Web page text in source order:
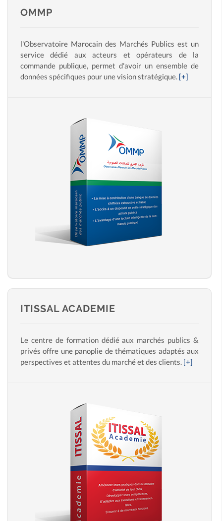
OMMP
l'Observatoire Marocain des Marchés Publics est un
service dédié aux acteurs et opérateurs de la
commande publique, permet d'avoir un ensemble de
données spécifiques pour une vision stratégique. [+]
ITISSAL ACADEMIE
Le centre de formation dédié aux marchés publics &
privés offre une panoplie de thématiques adaptés aux
perspectives et attentes du marché et des clients. [+]